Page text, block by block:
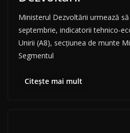
Ministerul Dezvoltării urmează
septembrie, indicatorii tehnico-
Unirii (A8), secțiunea de munte
Segmentul
Citește mai mult